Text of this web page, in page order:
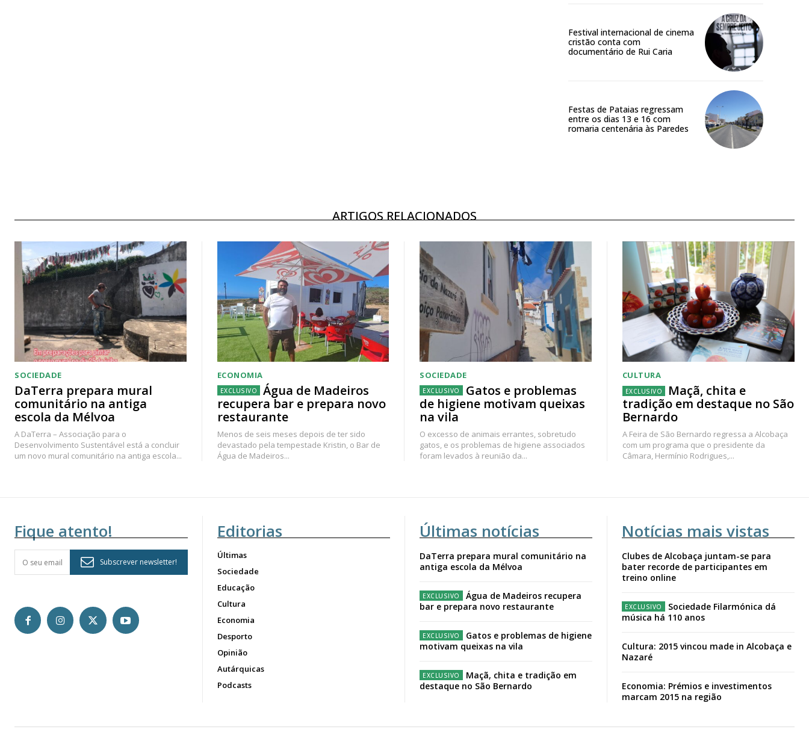
Festival internacional de cinema
cristão conta com
documentário de Rui Caria
Festas de Pataias regressam
entre os dias 13 e 16 com
romaria centenária às Paredes
ARTIGOS RELACIONADOS
SOCIEDADE
DaTerra prepara mural
comunitário na antiga
escola da Mélvoa
A DaTerra – Associação para o
Desenvolvimento Sustentável está a concluir
um novo mural comunitário na antiga escola...
ECONOMIA
Água de Madeiros
recupera bar e prepara novo
restaurante
Menos de seis meses depois de ter sido
devastado pela tempestade Kristin, o Bar de
Água de Madeiros...
SOCIEDADE
Gatos e problemas
de higiene motivam queixas
na vila
O excesso de animais errantes, sobretudo
gatos, e os problemas de higiene associados
foram levados à reunião da...
CULTURA
Maçã, chita e
tradição em destaque no São
Bernardo
A Feira de São Bernardo regressa a Alcobaça
com um programa que o presidente da
Câmara, Hermínio Rodrigues,...
Fique atento!
Subscrever newsletter!
Editorias
Últimas
Sociedade
Educação
Cultura
Economia
Desporto
Opinião
Autárquicas
Podcasts
Últimas notícias
DaTerra prepara mural comunitário na
antiga escola da Mélvoa
Água de Madeiros recupera
bar e prepara novo restaurante
Gatos e problemas de higiene
motivam queixas na vila
Maçã, chita e tradição em
destaque no São Bernardo
Notícias mais vistas
Clubes de Alcobaça juntam-se para
bater recorde de participantes em
treino online
Sociedade Filarmónica dá
música há 110 anos
Cultura: 2015 vincou made in Alcobaça e
Nazaré
Economia: Prémios e investimentos
marcam 2015 na região